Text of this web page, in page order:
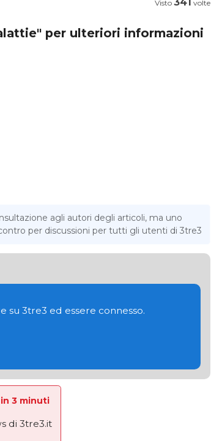
Visto volte
per ulteriori informazioni
agli autori degli articoli, ma uno
per discussioni per tutti gli utenti di 3tre3
su 3tre3 ed essere connesso.
3 minuti
di 3tre3.it